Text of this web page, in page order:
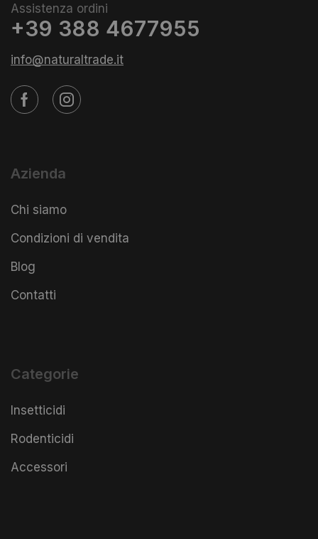
Assistenza ordini
+39 388 4677955
info@naturaltrade.it
Azienda
Chi siamo
Condizioni di vendita
Blog
Contatti
Categorie
Insetticidi
Rodenticidi
Accessori